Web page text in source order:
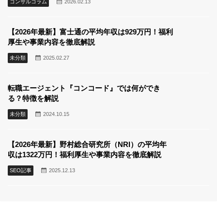
コンサルコラム 2026.02.13
【2026年最新】富士通の平均年収は929万円！福利
厚生や事業内容を徹底解説
未分類 2025.02.27
転職エージェント『コンコード』では何ができ
る？特徴を解説
未分類 2024.10.15
【2026年最新】野村総合研究所（NRI）の平均年
収は1322万円！福利厚生や事業内容を徹底解説
SEO記事 2025.12.13